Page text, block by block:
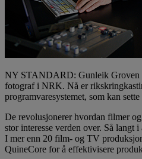
NY STANDARD: Gunleik Groven
fotograf i NRK. Nå er
programvaresystemet, som kan
De revolusjonerer hvordan filmer
stor interesse verden over. Så langt
I mer enn 20 film- og TV
QuineCore for å effektivisere